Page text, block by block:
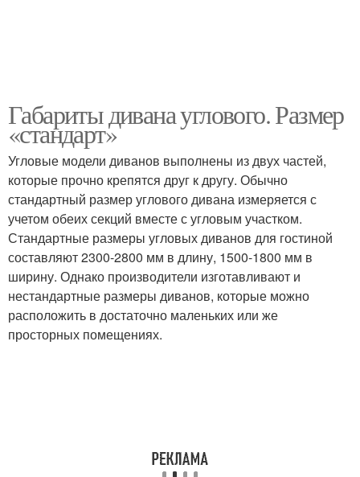
Габариты дивана углового. Размер
«стандарт»
Угловые модели диванов выполнены из двух частей,
которые прочно крепятся друг к другу. Обычно
стандартный размер углового дивана измеряется с
учетом обеих секций вместе с угловым участком.
Стандартные размеры угловых диванов для гостиной
составляют 2300-2800 мм в длину, 1500-1800 мм в
ширину. Однако производители изготавливают и
нестандартные размеры диванов, которые можно
расположить в достаточно маленьких или же
просторных помещениях.